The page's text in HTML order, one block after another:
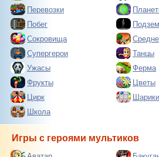
Перевозки
Побег
Сокровища
Супергерои
Танцы
Ужасы
Ферма
Фрукты
Цветы
Цирк
Шарики
Школа
Игры с героями мультиков